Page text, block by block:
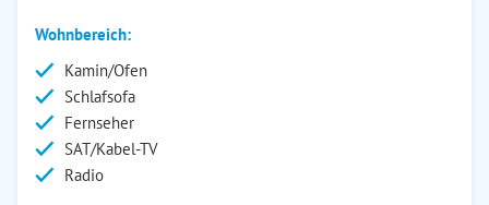
Wohnbereich:
Kamin/Ofen
Schlafsofa
Fernseher
SAT/Kabel-TV
Radio